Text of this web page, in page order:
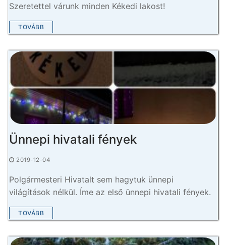
Szeretettel várunk minden Kékedi lakost!
TOVÁBB
Ünnepi hivatali fények
2019-12-04
Polgármesteri Hivatalt sem hagytuk ünnepi
világítások nélkül. Íme az első ünnepi hivatali fények.
TOVÁBB